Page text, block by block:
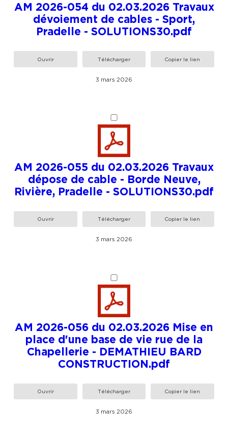
AM 2026-054 du 02.03.2026 Travaux
dévoiement de cables - Sport,
Pradelle - SOLUTIONS30.pdf
Ouvrir Télécharger Copier le lien
3 mars 2026
AM 2026-055 du 02.03.2026 Travaux
dépose de cable - Borde Neuve,
Rivière, Pradelle - SOLUTIONS30.pdf
Ouvrir Télécharger Copier le lien
3 mars 2026
AM 2026-056 du 02.03.2026 Mise en
place d'une base de vie rue de la
Chapellerie - DEMATHIEU BARD
CONSTRUCTION.pdf
Ouvrir Télécharger Copier le lien
3 mars 2026